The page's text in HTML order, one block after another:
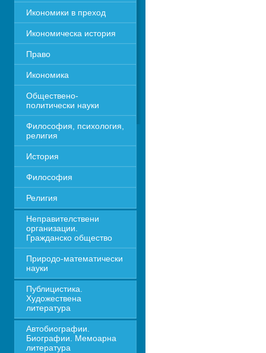
Икономики в преход
Икономическа история
Право
Икономика
Обществено-
политически науки
Философия, психология,
религия
История
Философия
Религия
Неправителствени
организации.
Гражданско общество
Природо-математически
науки
Публицистика.
Художествена
литература
Автобиографии.
Биографии. Мемоарна
литература